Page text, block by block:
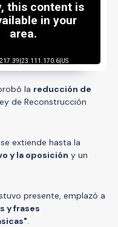
la reducción de
de Reconstrucción
extiende hasta la
y la oposición y un
presente, emplazó a
y frases
.